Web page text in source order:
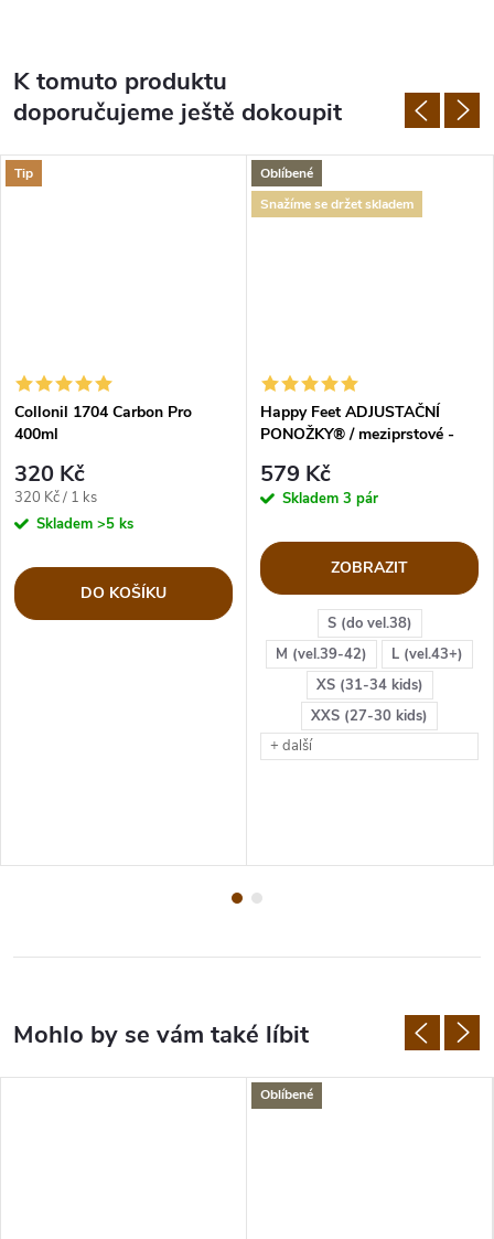
K tomuto produktu
doporučujeme ještě dokoupit
Tip
Collonil 1704 Carbon Pro
400ml
320 Kč
Měrná
cena:
320 Kč / 1 ks
Skladem >5 ks
DO KOŠÍKU
Oblíbené
Snažíme se držet skladem
S (do vel.38)
M (vel.39-42)
L (vel.43+)
XS (31-34 kids)
XXS (27-30 kids)
+ další
Happy Feet ADJUSTAČNÍ
PONOŽKY® / meziprstové -
579 Kč
Skladem 3 pár
ZOBRAZIT
Oblíbené